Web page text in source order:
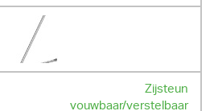
Zijsteun
vouwbaar/verstelbaar